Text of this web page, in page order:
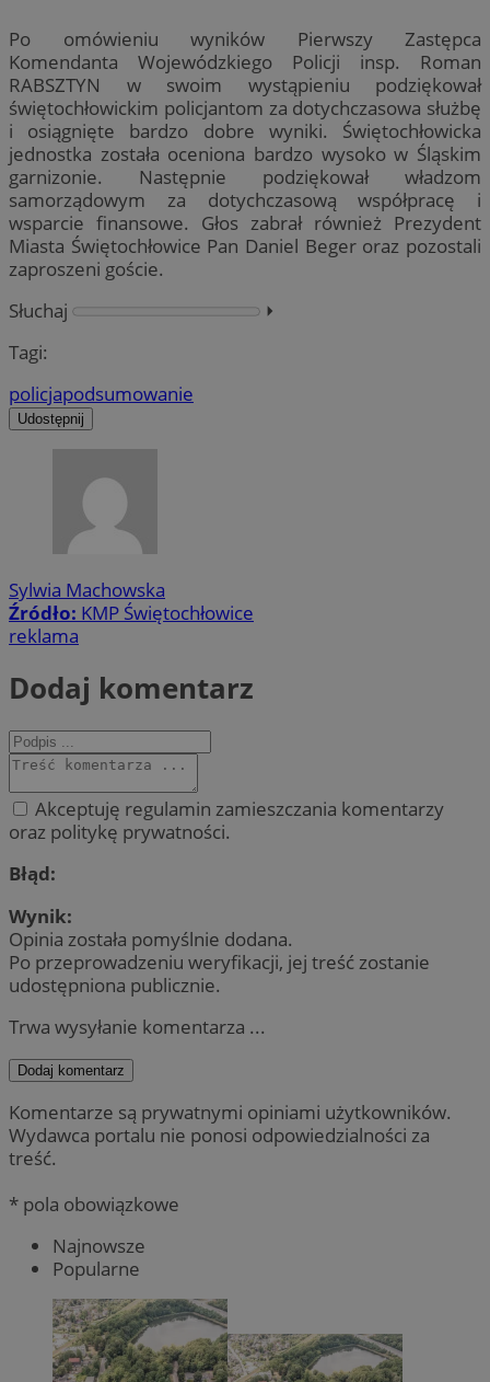
Po omówieniu wyników Pierwszy Zastępca
Komendanta Wojewódzkiego Policji insp. Roman
RABSZTYN w swoim wystąpieniu podziękował
świętochłowickim policjantom za dotychczasowa służbę
i osiągnięte bardzo dobre wyniki. Świętochłowicka
jednostka została oceniona bardzo wysoko w Śląskim
garnizonie. Następnie podziękował władzom
samorządowym za dotychczasową współpracę i
wsparcie finansowe. Głos zabrał również Prezydent
Miasta Świętochłowice Pan Daniel Beger oraz pozostali
zaproszeni goście.
Słuchaj
⏵︎
Tagi:
policjapodsumowanie
Udostępnij
Sylwia Machowska
Źródło: KMP Świętochłowice
reklama
Dodaj komentarz
Akceptuję regulamin zamieszczania komentarzy
oraz politykę prywatności.
Błąd:
Wynik:
Opinia została pomyślnie dodana.
Po przeprowadzeniu weryfikacji, jej treść zostanie
udostępniona publicznie.
Trwa wysyłanie komentarza ...
Dodaj komentarz
Komentarze są prywatnymi opiniami użytkowników.
Wydawca portalu nie ponosi odpowiedzialności za
treść.
* pola obowiązkowe
Najnowsze
Popularne